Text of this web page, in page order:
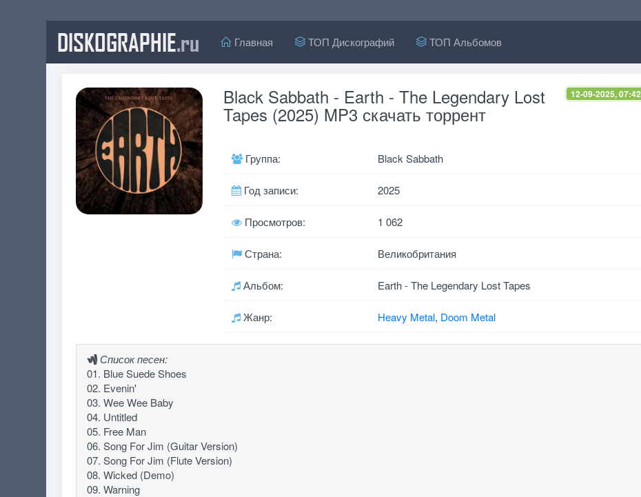
DISKOGRAPHIE.ru Главная ТОП Дискографий ТОП Альбомов
12-09-2025, 07:42
Black Sabbath - Earth - The Legendary Lost
Tapes (2025) MP3 скачать торрент
Группа: Black Sabbath
Год записи: 2025
Просмотров: 1 062
Страна: Великобритания
Альбом: Earth - The Legendary Lost Tapes
Жанр: Heavy Metal, Doom Metal
Список песен:
01. Blue Suede Shoes
02. Evenin'
03. Wee Wee Baby
04. Untitled
05. Free Man
06. Song For Jim (Guitar Version)
07. Song For Jim (Flute Version)
08. Wicked (Demo)
09. Warning